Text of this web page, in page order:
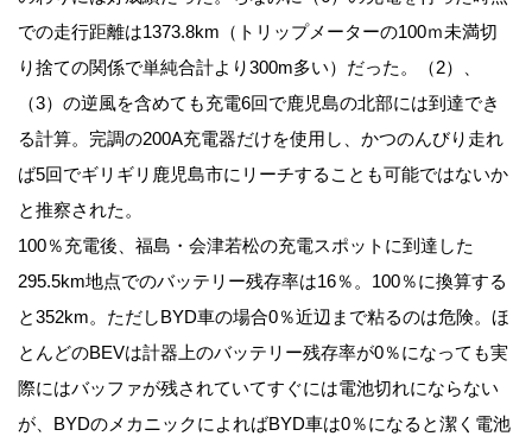
での走行距離は1373.8km（トリップメーターの100ｍ未満切
り捨ての関係で単純合計より300m多い）だった。（2）、
（3）の逆風を含めても充電6回で鹿児島の北部には到達でき
る計算。完調の200A充電器だけを使用し、かつのんびり走れ
ば5回でギリギリ鹿児島市にリーチすることも可能ではないか
と推察された。
100％充電後、福島・会津若松の充電スポットに到達した
295.5km地点でのバッテリー残存率は16％。100％に換算する
と352km。ただしBYD車の場合0％近辺まで粘るのは危険。ほ
とんどのBEVは計器上のバッテリー残存率が0％になっても実
際にはバッファが残されていてすぐには電池切れにならない
が、BYDのメカニックによればBYD車は0％になると潔く電池